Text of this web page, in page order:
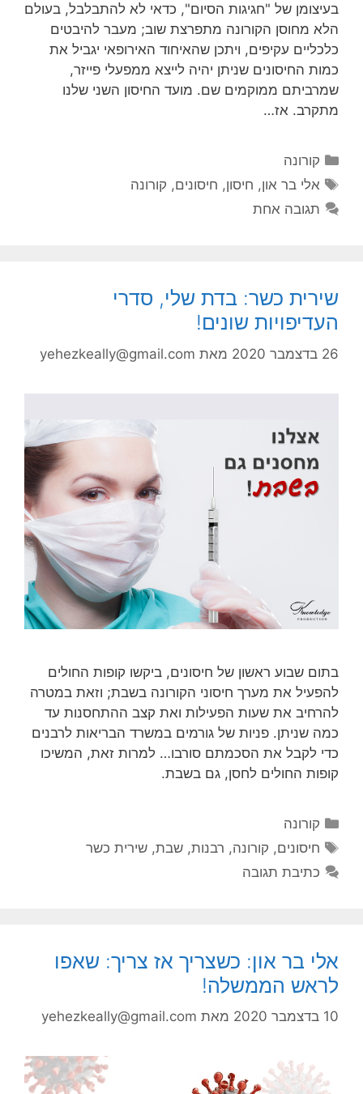
בעיצומן של "חגיגות הסיום", כדאי לא להתבלבל, בעולם
הלא מחוסן הקורונה מתפרצת שוב; מעבר להיבטים
כלכליים עקיפים, ויתכן שהאיחוד האירופאי יגביל את
כמות החיסונים שניתן יהיה לייצא ממפעלי פייזר,
שמרביתם ממוקמים שם. מועד החיסון השני שלנו
מתקרב. אז…
קטגוריות
קורונה
תגיות
אלי בר און, חיסון, חיסונים, קורונה
תגובה אחת
שירית כשר: בדת שלי, סדרי
העדיפויות שונים!
26 בדצמבר 2020 מאת yehezkeally@gmail.com
בתום שבוע ראשון של חיסונים, ביקשו קופות החולים
להפעיל את מערך חיסוני הקורונה בשבת; וזאת במטרה
להרחיב את שעות הפעילות ואת קצב ההתחסנות עד
כמה שניתן. פניות של גורמים במשרד הבריאות לרבנים
כדי לקבל את הסכמתם סורבו… למרות זאת, המשיכו
קופות החולים לחסן, גם בשבת.
קטגוריות
קורונה
תגיות
חיסונים, קורונה, רבנות,שבת,שירית כשר
כתיבת תגובה
אלי בר און: כשצריך אז צריך: שאפו
לראש הממשלה!
10 בדצמבר 2020 מאת yehezkeally@gmail.com